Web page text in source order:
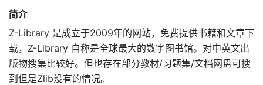
简介
Z-Library 是成立于2009年的网站，免费提供书籍和文章下
载，Z-Library 自称是全球最大的数字图书馆。对中英文出
版物搜集比较好。但也存在部分教材/习题集/文档网盘可搜
到但是Zlib没有的情况。